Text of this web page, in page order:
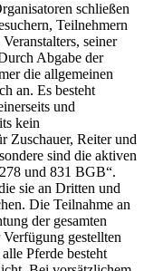
schließen
Teilnehmern
seiner
Abgabe der
die allgemeinen
an. Es besteht
und
kein
Zuschauer, Reiter und
sind die aktiven
und 831 BGB“.
sie an Dritten und
Die Teilnahme an
der gesamten
gestellten
Pferde besteht